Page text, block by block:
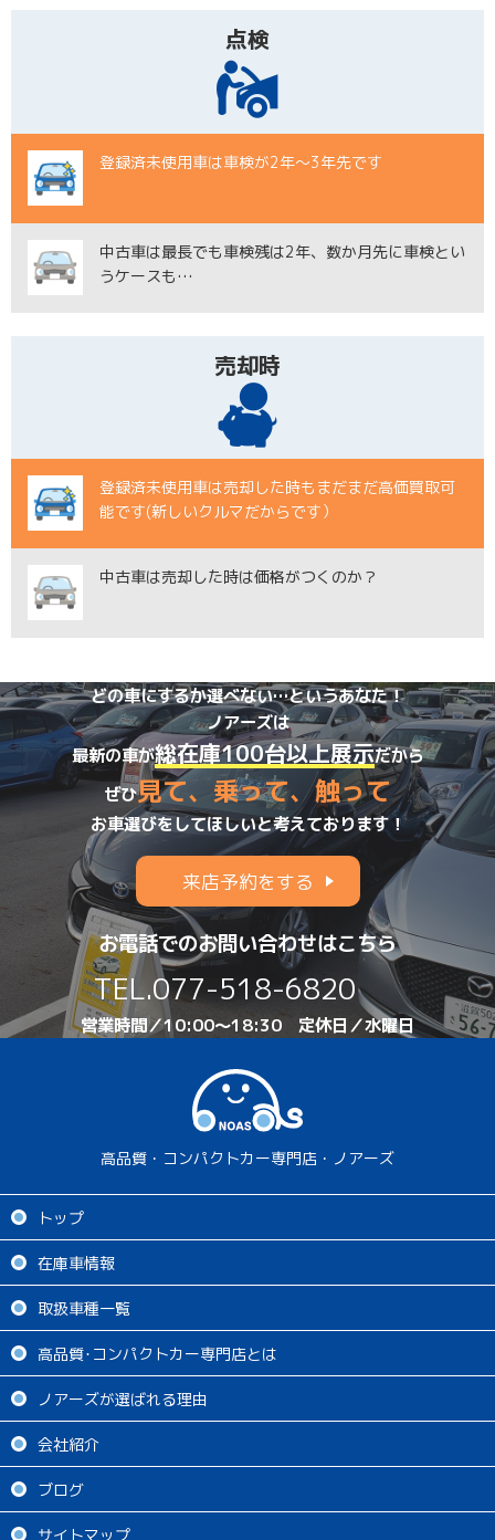
点検
登録済未使用車は車検が2年〜3年先です
中古車は最長でも車検残は2年、 数か月先に車検とい
うケースも…
売却時
登録済未使用車は売却した時もまだまだ高価買取可
能です(新しいクルマだからです）
中古車は売却した時は価格がつくのか？
どの車にするか選べない…というあなた！
ノアーズは
最新の車が総在庫100台以上展示だから
ぜひ見て、乗って、触って
お車選びをしてほしいと考えております！
来店予約をする
お電話でのお問い合わせはこちら
TEL.077-518-6820
営業時間／10:00～18:30 定休日／水曜日
高品質・コンパクトカー専門店・ノアーズ
トップ
在庫車情報
取扱車種一覧
高品質･コンパクトカー専門店とは
ノアーズが選ばれる理由
会社紹介
ブログ
サイトマップ